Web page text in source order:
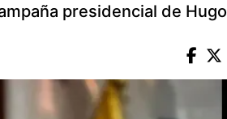
presidencial de Hugo